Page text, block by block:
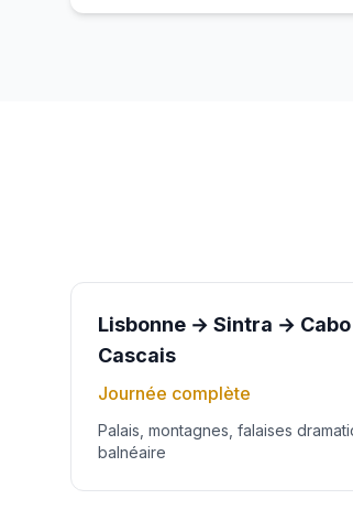
Lisbonne → Sintra →
Cascais
Journée complète
Palais, montagnes, falaises
balnéaire